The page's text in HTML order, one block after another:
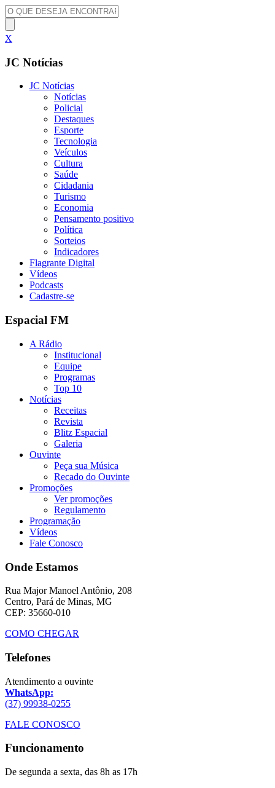
X
JC Notícias
JC Notícias
Notícias
Policial
Destaques
Esporte
Tecnologia
Veículos
Cultura
Saúde
Cidadania
Turismo
Economia
Pensamento positivo
Política
Sorteios
Indicadores
Flagrante Digital
Vídeos
Podcasts
Cadastre-se
Espacial FM
A Rádio
Institucional
Equipe
Programas
Top 10
Notícias
Receitas
Revista
Blitz Espacial
Galeria
Ouvinte
Peça sua Música
Recado do Ouvinte
Promoções
Ver promoções
Regulamento
Programação
Vídeos
Fale Conosco
Onde Estamos
Rua Major Manoel Antônio, 208
Centro, Pará de Minas, MG
CEP: 35660-010
COMO CHEGAR
Telefones
Atendimento a ouvinte
WhatsApp:
(37) 99938-0255
FALE CONOSCO
Funcionamento
De segunda a sexta, das 8h as 17h